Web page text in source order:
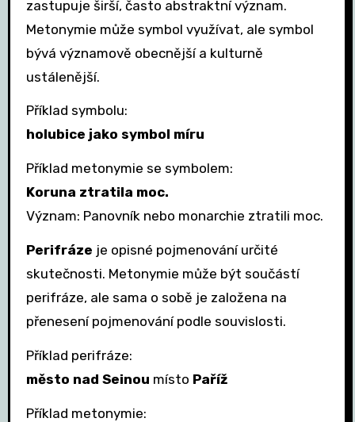
zastupuje širší, často abstraktní význam.
Metonymie může symbol využívat, ale symbol
bývá významově obecnější a kulturně
ustálenější.
Příklad symbolu:
holubice jako symbol míru
Příklad metonymie se symbolem:
Koruna ztratila moc.
Význam: Panovník nebo monarchie ztratili moc.
Perifráze je opisné pojmenování určité
skutečnosti. Metonymie může být součástí
perifráze, ale sama o sobě je založena na
přenesení pojmenování podle souvislosti.
Příklad perifráze:
město nad Seinou místo Paříž
Příklad metonymie: